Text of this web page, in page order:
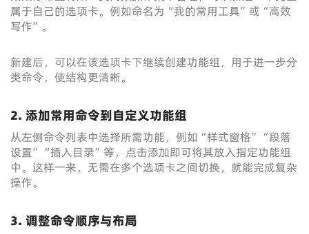
属于自己的选项卡。例如命名为“我的常用工具”或“高效
写作”。
新建后，可以在该选项卡下继续创建功能组，用于进一步分
类命令，使结构更清晰。
2. 添加常用命令到自定义功能组
从左侧命令列表中选择所需功能，例如“样式窗格”“段落
设置”“插入目录”等，点击添加即可将其放入指定功能组
中。这样一来，无需在多个选项卡之间切换，就能完成复杂
操作。
3. 调整命令顺序与布局